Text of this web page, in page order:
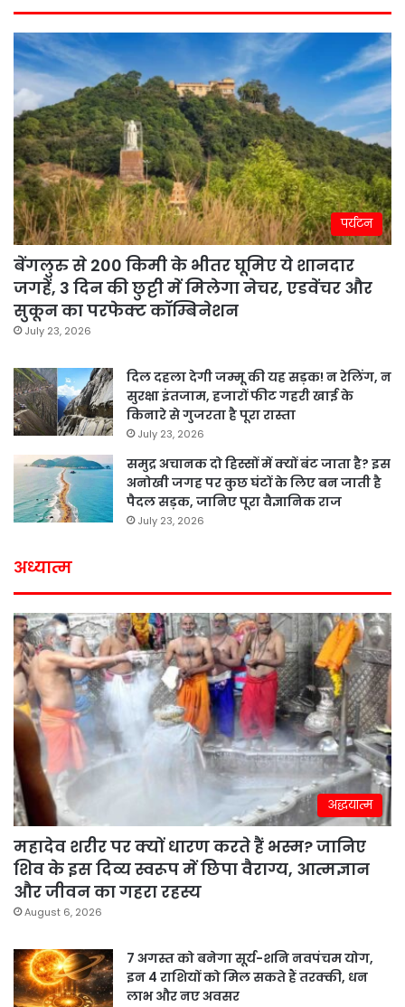
पर्यटन
बेंगलुरु से 200 किमी के भीतर घूमिए ये शानदार
जगहें, 3 दिन की छुट्टी में मिलेगा नेचर, एडवेंचर और
सुकून का परफेक्ट कॉम्बिनेशन
July 23, 2026
दिल दहला देगी जम्मू की यह सड़क! न रेलिंग, न
सुरक्षा इंतजाम, हजारों फीट गहरी खाई के
किनारे से गुजरता है पूरा रास्ता
July 23, 2026
समुद्र अचानक दो हिस्सों में क्यों बंट जाता है? इस
अनोखी जगह पर कुछ घंटों के लिए बन जाती है
पैदल सड़क, जानिए पूरा वैज्ञानिक राज
July 23, 2026
अध्यात्म
अद्धयात्म
महादेव शरीर पर क्यों धारण करते हैं भस्म? जानिए
शिव के इस दिव्य स्वरूप में छिपा वैराग्य, आत्मज्ञान
और जीवन का गहरा रहस्य
August 6, 2026
7 अगस्त को बनेगा सूर्य-शनि नवपंचम योग,
इन 4 राशियों को मिल सकते हैं तरक्की, धन
लाभ और नए अवसर